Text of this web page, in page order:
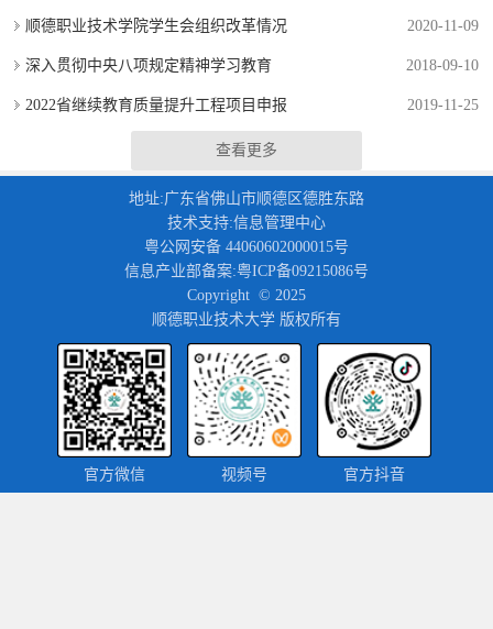
顺德职业技术学院学生会组织改革情况 2020-11-09
深入贯彻中央八项规定精神学习教育 2018-09-10
2022省继续教育质量提升工程项目申报 2019-11-25
查看更多
地址:广东省佛山市顺德区德胜东路
技术支持:信息管理中心
粤公网安备 44060602000015号
信息产业部备案:粤ICP备09215086号
Copyright © 2025
顺德职业技术大学 版权所有
官方微信 视频号 官方抖音